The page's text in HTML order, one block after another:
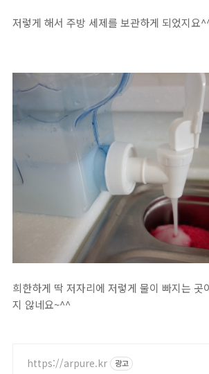
저렇게 해서 주방 세제를 보관하게 되었지요
희한하게 딱 저자리에 저렇게 물이 빠지는
지 않네요~^^
https://arpure.kr 광고